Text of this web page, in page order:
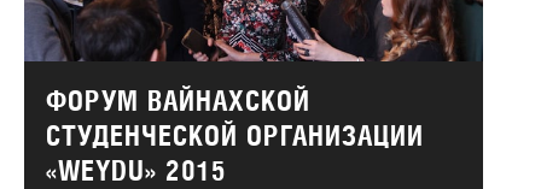
ФОРУМ ВАЙНАХСКОЙ
СТУДЕНЧЕСКОЙ ОРГАНИЗАЦИИ
«WEYDU» 2015